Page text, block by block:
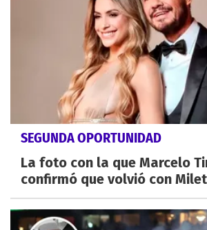
SEGUNDA OPORTUNIDAD
La foto con la que Marcelo
confirmó que volvió con